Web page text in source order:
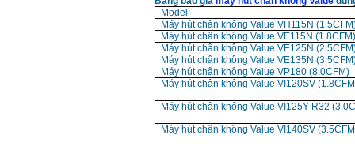
Model
Máy hút chân không Value VH115N
Máy hút chân không Value VE115N
Máy hút chân không Value VE125N
Máy hút chân không Value VE135N
Máy hút chân không Value VP180 (8.0CFM)
Máy hút chân không Value VI120SV
Máy hút chân không Value VI125Y-R32
Máy hút chân không Value VI140SV